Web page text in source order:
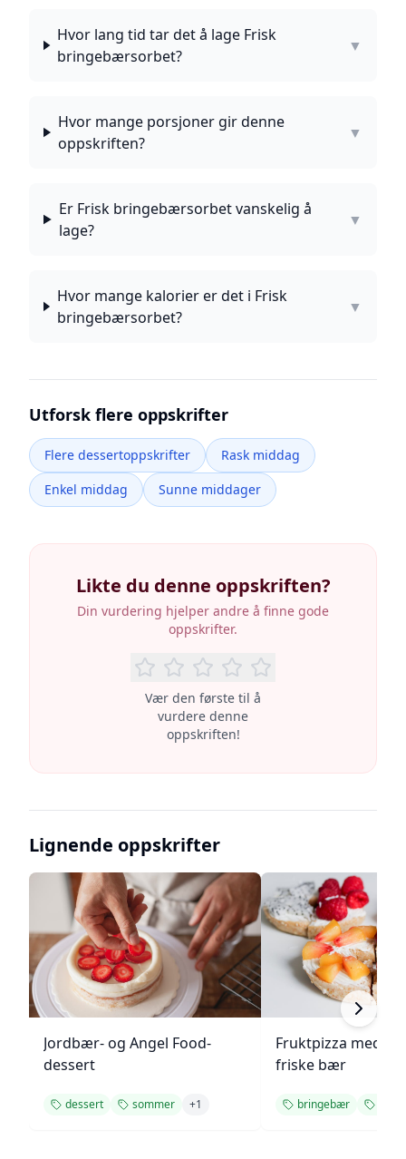
Hvor lang tid tar det å lage Frisk
bringebærsorbet?
▼
Hvor mange porsjoner gir denne
oppskriften?
▼
Er Frisk bringebærsorbet vanskelig å
lage?
▼
Hvor mange kalorier er det i Frisk
bringebærsorbet?
▼
Utforsk flere oppskrifter
Flere dessertoppskrifter
Rask middag
Enkel middag
Sunne middager
Likte du denne oppskriften?
Din vurdering hjelper andre å finne gode
oppskrifter.
Vær den første til å
vurdere denne
oppskriften!
Lignende oppskrifter
Jordbær- og Angel Food-
dessert
dessert sommer +1
Fruktpizza med
friske bær
bringebær